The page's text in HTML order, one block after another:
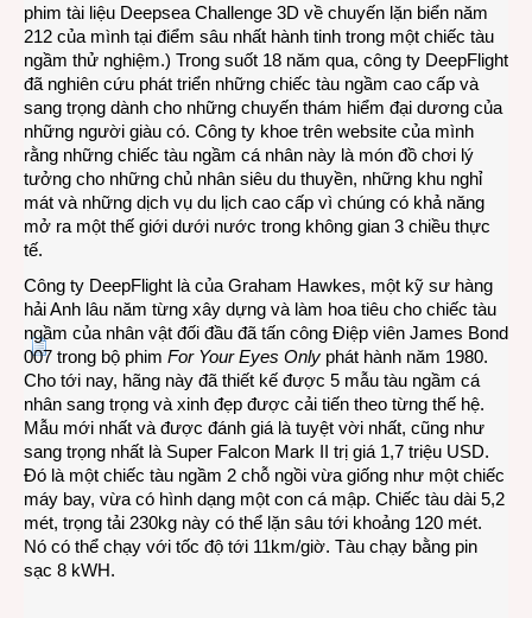
của
viên
phim tài liệu Deepsea Challenge 3D về chuyến lặn biển năm
212 của mình tại điểm sâu nhất hành tinh trong một chiếc tàu
ngầm thử nghiệm.) Trong suốt 18 năm qua, công ty DeepFlight
đã nghiên cứu phát triển những chiếc tàu ngầm cao cấp và
sang trọng dành cho những chuyến thám hiểm đại dương của
những người giàu có. Công ty khoe trên website của mình
rằng những chiếc tàu ngầm cá nhân này là món đồ chơi lý
tưởng cho những chủ nhân siêu du thuyền, những khu nghỉ
mát và những dịch vụ du lịch cao cấp vì chúng có khả năng
mở ra một thế giới dưới nước trong không gian 3 chiều thực
tế.
Công ty DeepFlight là của Graham Hawkes, một kỹ sư hàng
hải Anh lâu năm từng xây dựng và làm hoa tiêu cho chiếc tàu
ngầm của nhân vật đối đầu đã tấn công Điệp viên James Bond
007 trong bộ phim For Your Eyes Only phát hành năm 1980.
Cho tới nay, hãng này đã thiết kế được 5 mẫu tàu ngầm cá
nhân sang trọng và xinh đẹp được cải tiến theo từng thế hệ.
Mẫu mới nhất và được đánh giá là tuyệt vời nhất, cũng như
sang trọng nhất là Super Falcon Mark II trị giá 1,7 triệu USD.
Đó là một chiếc tàu ngầm 2 chỗ ngồi vừa giống như một chiếc
máy bay, vừa có hình dạng một con cá mập. Chiếc tàu dài 5,2
mét, trọng tải 230kg này có thể lặn sâu tới khoảng 120 mét.
Nó có thể chạy với tốc độ tới 11km/giờ. Tàu chạy bằng pin
sạc 8 kWH.